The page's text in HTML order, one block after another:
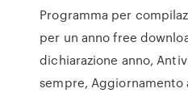
Programma per
per un anno free
dichiarazione anno,
sempre, Aggiornamento